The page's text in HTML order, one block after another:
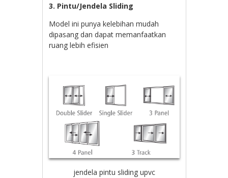
3. Pintu/Jendela Sliding
Model ini punya kelebihan mudah
dipasang dan dapat memanfaatkan
ruang lebih efisien
jendela pintu sliding upvc